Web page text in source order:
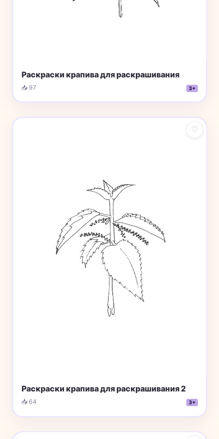
Раскраски крапива для раскрашивания
📥 97 3+
♡
Раскраски крапива для раскрашивания 2
📥 64 3+